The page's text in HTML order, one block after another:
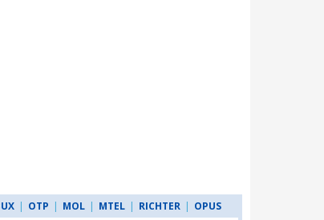
| OTP | MOL | MTEL | RICHTER | OPUS